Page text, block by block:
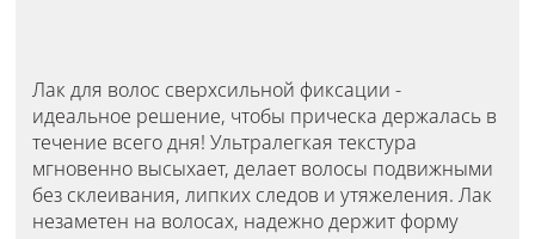
Лак для волос сверхсильной фиксации -
идеальное решение, чтобы прическа держалась в
течение всего дня! Ультралегкая текстура
мгновенно высыхает, делает волосы подвижными
без склеивания, липких следов и утяжеления. Лак
незаметен на волосах, надежно держит форму